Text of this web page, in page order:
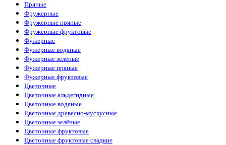
Пряные
Фружерные
Фружерные пряные
Фружерные фруктовые
Фужерные
Фужерные водяные
Фужерные зелёные
Фужерные пряные
Фужерные фруктовые
Цветочные
Цветочные альдегидные
Цветочные водяные
Цветочные древесно-мускусные
Цветочные зелёные
Цветочные фруктовые
Цветочные фруктовые сладкие